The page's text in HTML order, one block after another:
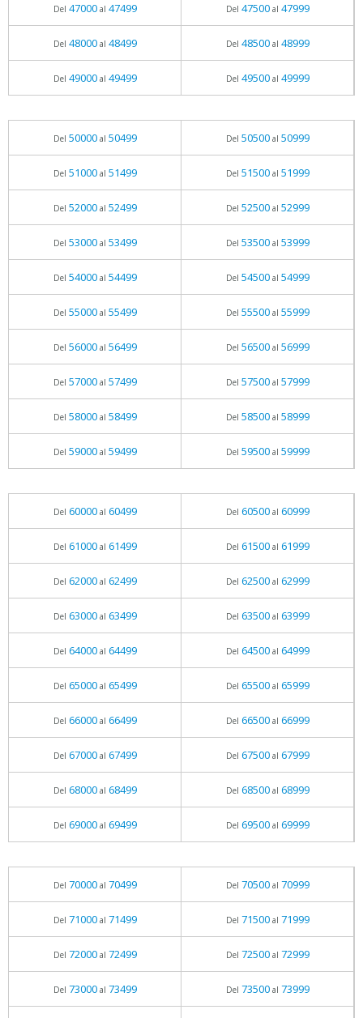
Del 47000al 47499 Del 47500al 47999
Del 48000al 48499 Del 48500al 48999
Del 49000al 49499 Del 49500al 49999
Del 50000al 50499 Del 50500al 50999
Del 51000al 51499 Del 51500al 51999
Del 52000al 52499 Del 52500al 52999
Del 53000al 53499 Del 53500al 53999
Del 54000al 54499 Del 54500al 54999
Del 55000al 55499 Del 55500al 55999
Del 56000al 56499 Del 56500al 56999
Del 57000al 57499 Del 57500al 57999
Del 58000al 58499 Del 58500al 58999
Del 59000al 59499 Del 59500al 59999
Del 60000al 60499 Del 60500al 60999
Del 61000al 61499 Del 61500al 61999
Del 62000al 62499 Del 62500al 62999
Del 63000al 63499 Del 63500al 63999
Del 64000al 64499 Del 64500al 64999
Del 65000al 65499 Del 65500al 65999
Del 66000al 66499 Del 66500al 66999
Del 67000al 67499 Del 67500al 67999
Del 68000al 68499 Del 68500al 68999
Del 69000al 69499 Del 69500al 69999
Del 70000al 70499 Del 70500al 70999
Del 71000al 71499 Del 71500al 71999
Del 72000al 72499 Del 72500al 72999
Del 73000al 73499 Del 73500al 73999